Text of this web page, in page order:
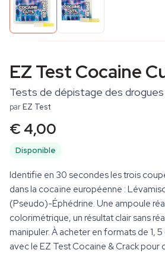
EZ Test Cocaine
Tests de dépistage des drogues
parEZ Test
€ 4,00
Disponible
Identifie en 30 secondes les trois
dans la cocaïne européenne :
(Pseudo)-Éphédrine. Une ampoule
colorimétrique, un résultat clair sans
manipuler. À acheter en formats de 1,
avec le EZ Test Cocaine & Crack pour